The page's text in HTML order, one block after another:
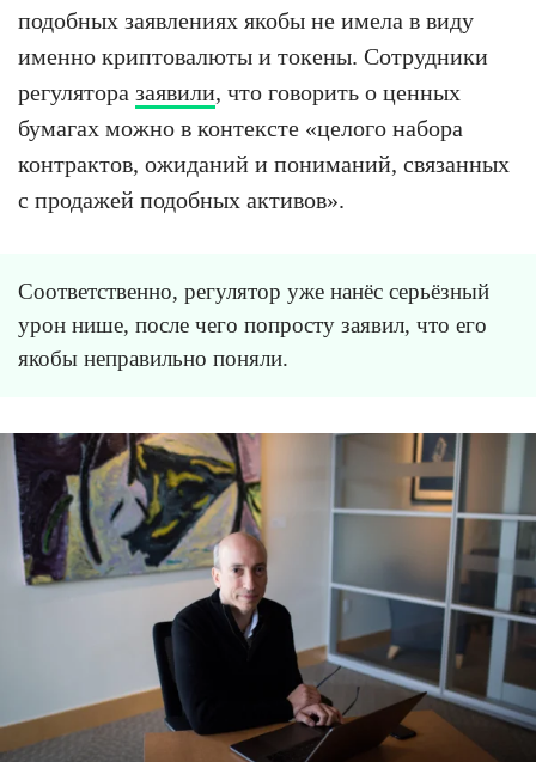
подобных заявлениях якобы не имела в виду
именно криптовалюты и токены. Сотрудники
регулятора заявили, что говорить о ценных
бумагах можно в контексте «целого набора
контрактов, ожиданий и пониманий, связанных
с продажей подобных активов».
Соответственно, регулятор уже нанёс серьёзный
урон нише, после чего попросту заявил, что его
якобы неправильно поняли.